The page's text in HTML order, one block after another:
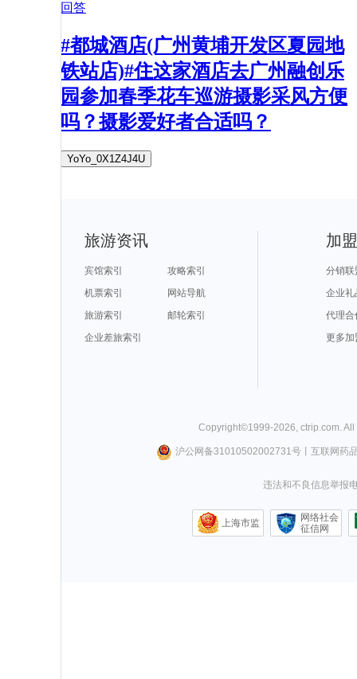
回答
#都城酒店(广州黄埔开发区夏园地
铁站店)#住这家酒店去广州融创乐
园参加春季花车巡游摄影采风方便
吗？摄影爱好者合适吗？
YoYo_0X1Z4J4U
旅游资讯
宾馆索引
攻略索引
机票索引
网站导航
旅游索引
邮轮索引
企业差旅索引
加
分销联
企业礼
代理合
更多加
Copyright©1999-2026, ctrip.com.
沪公网备31010502002731号丨 互联网药
违法和不良信息举报
上海市监
网络社会
征信网